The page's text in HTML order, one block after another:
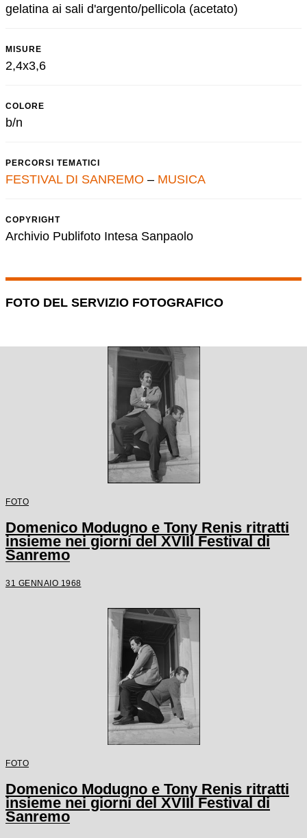
gelatina ai sali d'argento/pellicola (acetato)
MISURE
2,4x3,6
COLORE
b/n
PERCORSI TEMATICI
FESTIVAL DI SANREMO – MUSICA
COPYRIGHT
Archivio Publifoto Intesa Sanpaolo
FOTO DEL SERVIZIO FOTOGRAFICO
FOTO
Domenico Modugno e Tony Renis ritratti
insieme nei giorni del XVIII Festival di
Sanremo
31 GENNAIO 1968
FOTO
Domenico Modugno e Tony Renis ritratti
insieme nei giorni del XVIII Festival di
Sanremo